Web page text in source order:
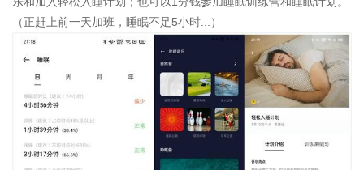
（正赶上前一天加班，睡眠不足5小时...）